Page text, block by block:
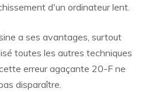
d'un ordinateur lent.
a ses avantages, surtout
toutes les autres techniques
erreur agaçante 20-F ne
disparaître.